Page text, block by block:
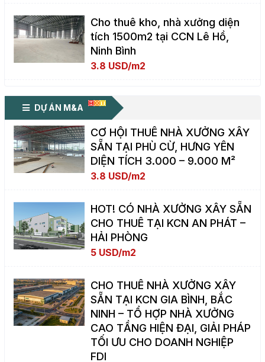
Cho thuê kho, nhà xưởng diện
tích 1500m2 tại CCN Lê Hồ,
Ninh Bình
3.8 USD/m2
DỰ ÁN M&A
CƠ HỘI THUÊ NHÀ XƯỞNG XÂY
SẴN TẠI PHÙ CỪ, HƯNG YÊN
DIỆN TÍCH 3.000 – 9.000 M²
3.8 USD/m2
HOT! CÓ NHÀ XƯỞNG XÂY SẴN
CHO THUÊ TẠI KCN AN PHÁT –
HẢI PHÒNG
5 USD/m2
CHO THUÊ NHÀ XƯỞNG XÂY
SẴN TẠI KCN GIA BÌNH, BẮC
NINH – TỔ HỢP NHÀ XƯỞNG
CAO TẦNG HIỆN ĐẠI, GIẢI PHÁP
TỐI ƯU CHO DOANH NGHIỆP
FDI